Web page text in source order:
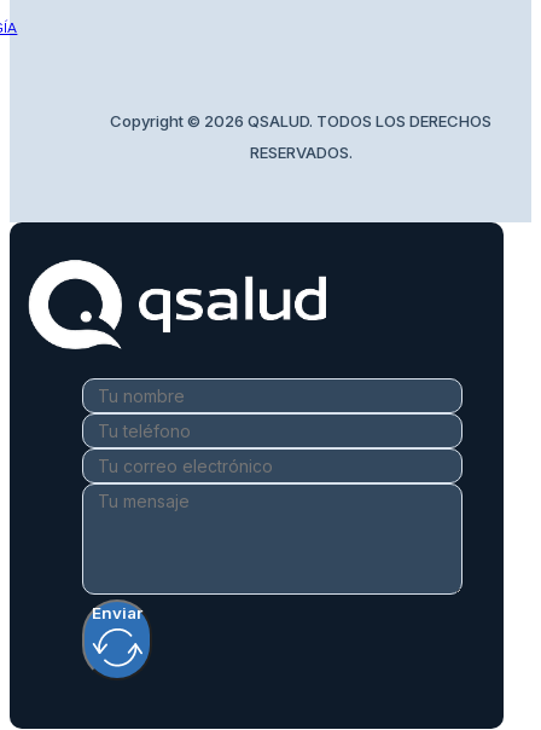
Copyright © 2026 QSALUD. TODOS LOS DERECHOS
RESERVADOS.
Enviar